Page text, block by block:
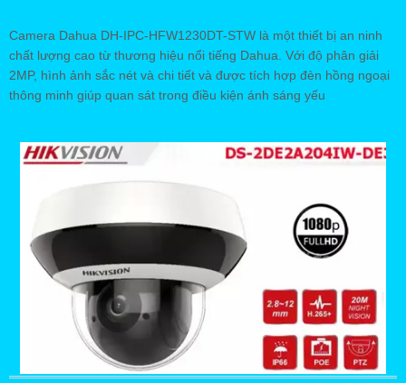
Camera Dahua DH-IPC-HFW1230DT-STW là một thiết bị an ninh
chất lượng cao từ thương hiệu nổi tiếng Dahua. Với độ phân giải
2MP, hình ảnh sắc nét và chi tiết và được tích hợp đèn hồng ngoại
thông minh giúp quan sát trong điều kiện ánh sáng yếu